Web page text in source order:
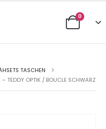
0
TASCHEN
TEDDY OPTIK / BOUCLE SCHWARZ